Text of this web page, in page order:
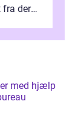
deres
med hjælp